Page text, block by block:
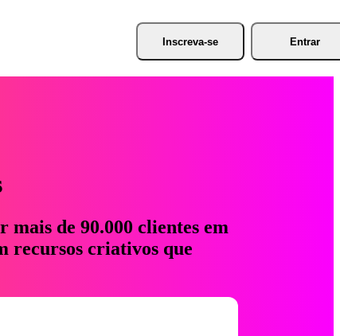
Inscreva-se Entrar
mais de 90.000 clientes em
recursos criativos que